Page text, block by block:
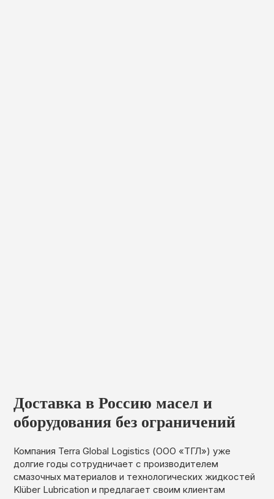
Доставка в Россию масел и
оборудования без ограничений
Компания Terra Global Logistics (ООО «ТГЛ») уже
долгие годы сотрудничает с производителем
смазочных материалов и технологических жидкостей
Klüber Lubrication и предлагает своим клиентам